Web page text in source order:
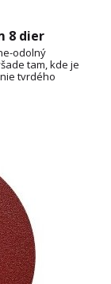
8 dier
odolný
tam, kde je
tvrdého